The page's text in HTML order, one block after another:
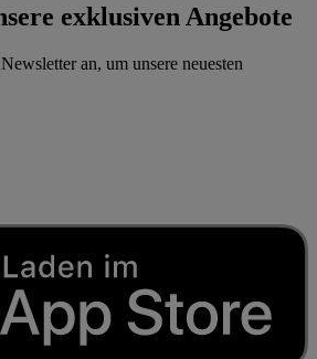
exklusiven Angebote
an, um unsere neuesten